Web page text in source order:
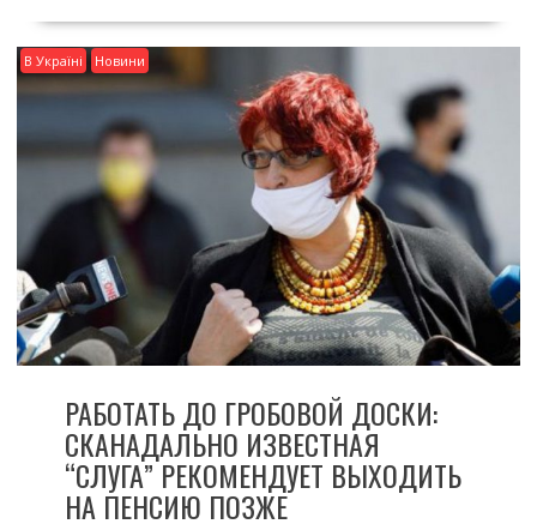
В Україні Новини
РАБОТАТЬ ДО ГРОБОВОЙ ДОСКИ:
СКАНАДАЛЬНО ИЗВЕСТНАЯ
“СЛУГА” РЕКОМЕНДУЕТ ВЫХОДИТЬ
НА ПЕНСИЮ ПОЗЖЕ